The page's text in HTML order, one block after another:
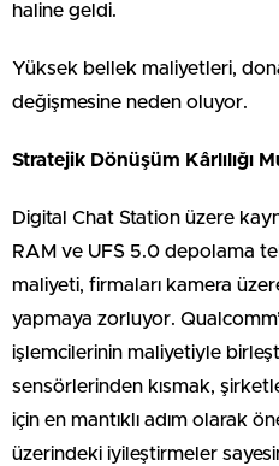
haline geldi.
Yüksek bellek maliyetleri,
değişmesine neden oluyor.
Stratejik Dönüşüm Kârlılığı
Digital Chat Station üzere
RAM ve UFS 5.0 depolama
maliyeti, firmaları kamera
yapmaya zorluyor.
işlemcilerinin maliyetiyle
sensörlerinden kısmak,
için en mantıklı adım olarak
üzerindeki iyileştirmeler